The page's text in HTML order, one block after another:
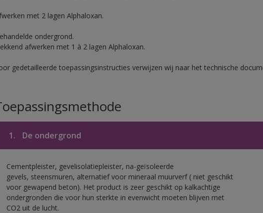
met 2 lagen Alphaloxan.
ondergrond.
afwerken met 1 à 2 lagen Alphaloxan.
gedetailleerde toepassingsinstructies verwijzen wij naar het technische
1. De ondergrond
Cementpleister, gevelisolatiepleister, na-geïsoleerde
gevels, steensmuren, alternatief voor mineraal muurverf ( niet geschikt
voor gewapend beton). Het product is zeer geschikt op kalkachtige
ondergronden die voor hun sterkte in evenwicht moeten blijven met
CO2 uit de lucht.